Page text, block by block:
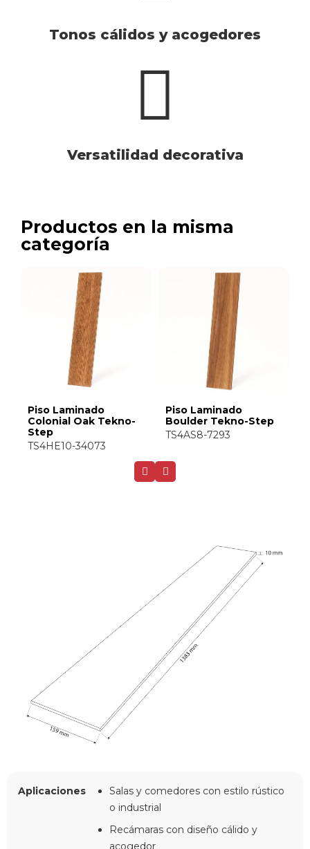
Tonos cálidos y acogedores
Versatilidad decorativa
Productos en la misma
categoría
Piso Laminado Oak
Fresco Tekno-Step
TS4AS8-4381-A
Piso Laminado
Titanium Oak Tekno-
Step
Aplicaciones
Salas y comedores con estilo rústico
o industrial
Recámaras con diseño cálido y
acogedor